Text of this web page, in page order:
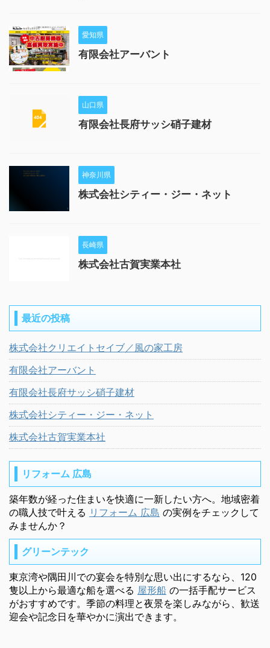
愛知県
有限会社アーバント
山口県
有限会社長府サッシ硝子建材
神奈川県
株式会社シティー・ジー・ネット
長崎県
株式会社古賀実業本社
最近の投稿
株式会社クリエイトセイブ／風の家工房
有限会社アーバント
有限会社長府サッシ硝子建材
株式会社シティー・ジー・ネット
株式会社古賀実業本社
リフォーム 広島
築年数が経った住まいを快適に一新したい方へ。地域密着
の職人技で叶える リフォーム 広島 の実例をチェックして
みませんか？
グリーンテック
東京湾や隅田川での宴会を特別な思い出にするなら、120
隻以上から最適な船を選べる 屋形船 の一括手配サービス
がおすすめです。季節の料理と夜景を楽しみながら、歓送
迎会や記念日を華やかに演出できます。